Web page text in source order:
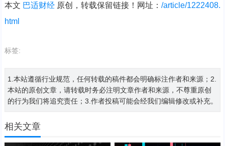
本文 巴适财经原创，转载保留链接！网址： /article/1222408.
html
标签:
1.本站遵循行业规范，任何转载的稿件都会明确标注作者和来源；2.
本站的原创文章，请转载时务必注明文章作者和来源，不尊重原创
的行为我们将追究责任；3.作者投稿可能会经我们编辑修改或补充。
相关文章